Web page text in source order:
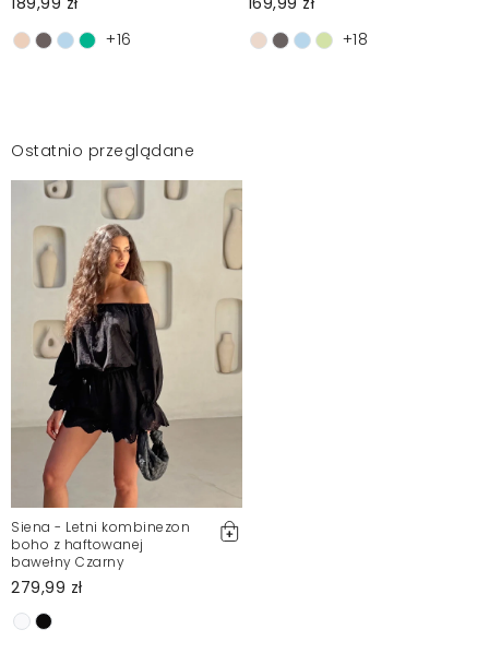
+16
+18
Ostatnio przeglądane
Siena - Letni kombinezon
boho z haftowanej
bawełny Czarny
279,99 zł